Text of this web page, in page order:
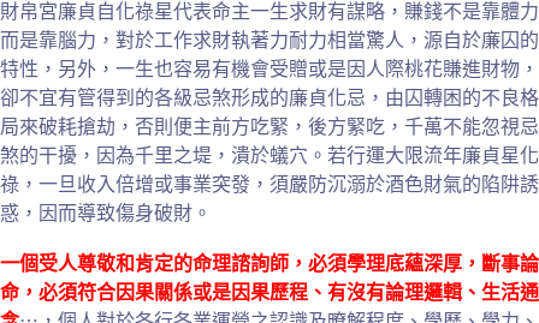
財帛宮廉貞自化祿星代表命主一生求財有謀略，賺錢不是靠體力
而是靠腦力，對於工作求財執著力耐力相當驚人，源自於廉囚的
特性，另外，一生也容易有機會受贈或是因人際桃花賺進財物，
卻不宜有管得到的各級忌煞形成的廉貞化忌，由囚轉困的不良格
局來破耗搶劫，否則便主前方吃緊，後方緊吃，千萬不能忽視忌
煞的干擾，因為千里之堤，潰於蟻穴。若行運大限流年廉貞星化
祿，一旦收入倍增或事業突發，須嚴防沉溺於酒色財氣的陷阱誘
惑，因而導致傷身破財。
一個受人尊敬和肯定的命理諮詢師，必須學理底蘊深厚，斷事論
命，必須符合因果關係或是因果歷程、有沒有論理邏輯、生活通